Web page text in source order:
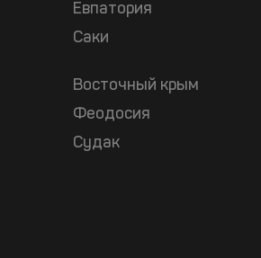
Евпатория
Саки
Восточный крым
Феодосия
Судак